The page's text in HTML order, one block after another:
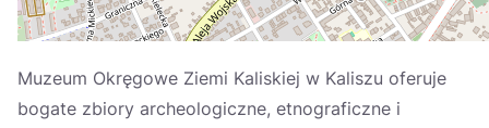
Muzeum Okręgowe Ziemi Kaliskiej w Kaliszu oferuje
bogate zbiory archeologiczne, etnograficzne i